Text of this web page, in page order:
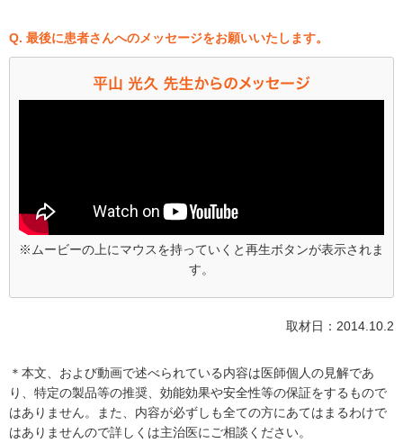
Q. 最後に患者さんへのメッセージをお願いいたします。
※ムービーの上にマウスを持っていくと再生ボタンが表示されま
す。
取材日：2014.10.2
＊本文、および動画で述べられている内容は医師個人の見解であ
り、特定の製品等の推奨、効能効果や安全性等の保証をするもので
はありません。また、内容が必ずしも全ての方にあてはまるわけで
はありませんので詳しくは主治医にご相談ください。